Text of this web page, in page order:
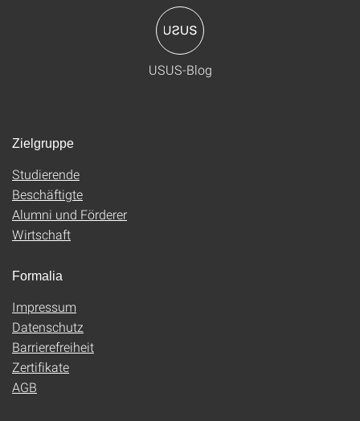
USUS-Blog
Zielgruppe
Studierende
Beschäftigte
Alumni und Förderer
Wirtschaft
Formalia
Impressum
Datenschutz
Barrierefreiheit
Zertifikate
AGB